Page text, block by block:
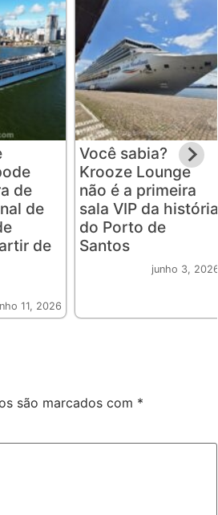
de
de
de
11, 2026
Você sabia?
Krooze Lounge
não é a primeira
sala VIP da história
do Porto de
Santos
junho 3, 2026
são marcados com *